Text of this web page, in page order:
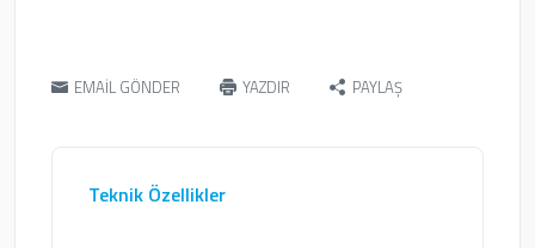
EMAİL GÖNDER YAZDIR PAYLAŞ
Teknik Özellikler